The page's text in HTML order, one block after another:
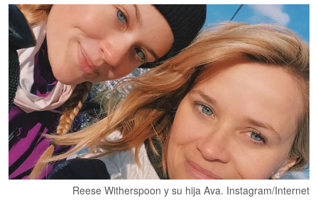
Reese Witherspoon y su hija Ava. Instagram/Internet